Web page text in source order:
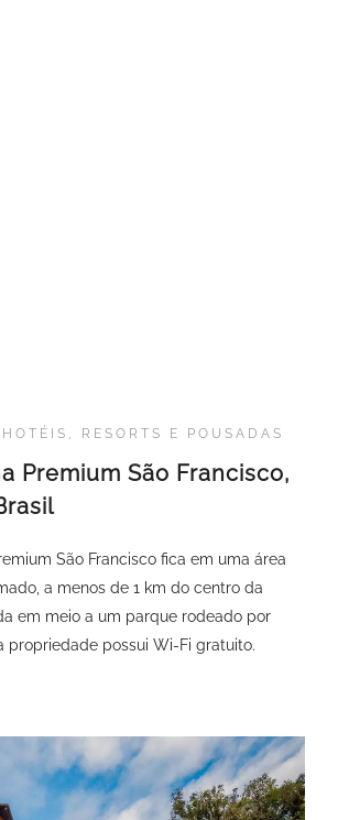
HOTÉIS, RESORTS E POUSADAS
Premium São Francisco,
São Francisco fica em uma área
a menos de 1 km do centro da
em meio a um parque rodeado por
propriedade possui Wi-Fi gratuito.